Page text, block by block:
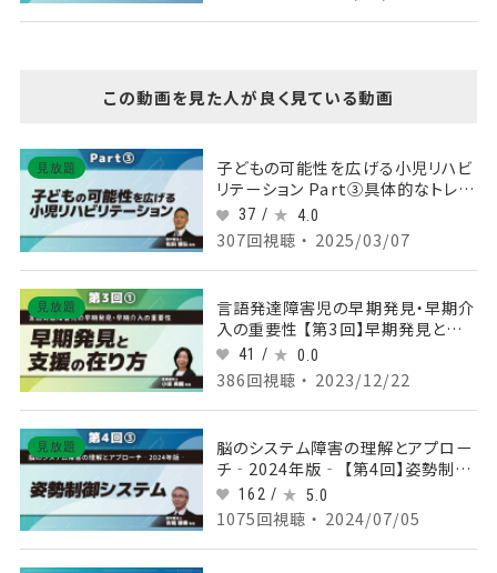
この動画を見た人が良く見ている動画
見放題
子どもの可能性を広げる小児リハビ
リテーション Part③具体的なトレー
ニング方法
37 / 4.0
307回視聴 ・ 2025/03/07
見放題
言語発達障害児の早期発見・早期介
入の重要性 【第3回】早期発見と支
援の在り方 Part①
41 / 0.0
386回視聴 ・ 2023/12/22
見放題
脳のシステム障害の理解とアプロー
チ‐2024年版‐ 【第4回】姿勢制御
システム Part③小脳テント下の姿
勢制御Ⅱ
162 / 5.0
1075回視聴 ・ 2024/07/05